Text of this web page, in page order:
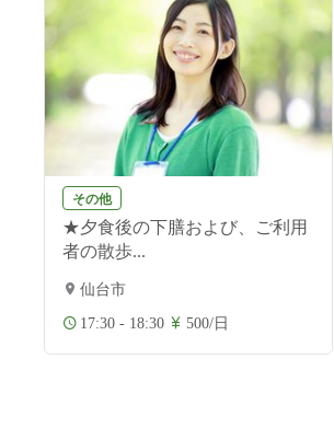
その他
★夕食後の下膳および、ご利用
者の散歩...
仙台市
17:30 - 18:30 500/日